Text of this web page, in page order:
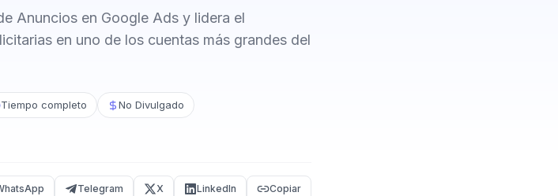
Anuncios en Google Ads y lidera el
en uno de los cuentas más grandes del
Tiempo completo No Divulgado
Telegram X LinkedIn Copiar